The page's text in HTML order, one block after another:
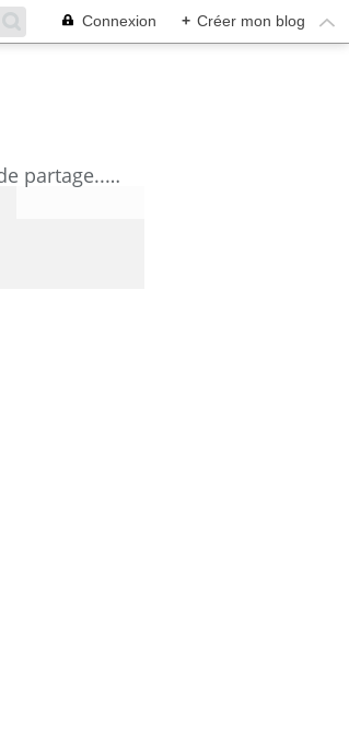
Connexion + Créer mon blog
découvrez mes aquarelles, mes tutoriels, mes coups de coeur lecture et artistes et autres envies de partage....Céline Castaingt-T.